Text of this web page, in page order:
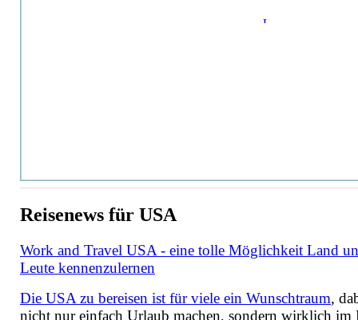
Reisenews für USA
Work and Travel USA - eine tolle Möglichkeit Land
Leute kennenzulernen
Die USA zu bereisen ist für viele ein Wunschtraum,
nicht nur einfach Urlaub machen, sondern wirklich im